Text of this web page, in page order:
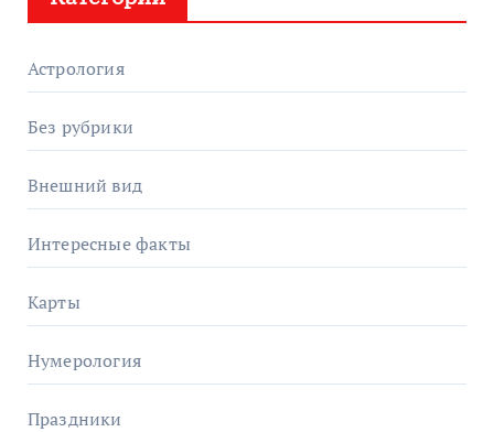
Астрология
Без рубрики
Внешний вид
Интересные факты
Карты
Нумерология
Праздники